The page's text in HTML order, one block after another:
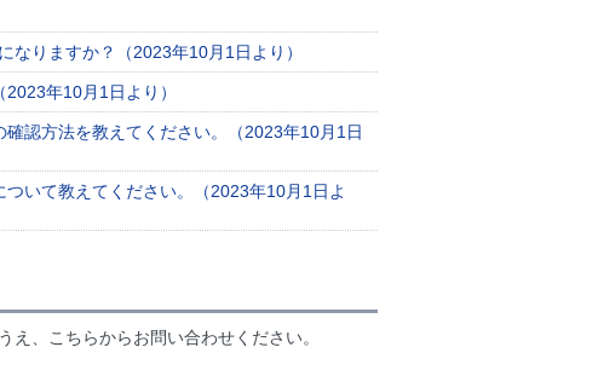
りますか？（2023年10月1日より）
年10月1日より）
認方法を教えてください。（2023年10月1日
いて教えてください。（2023年10月1日よ
え、こちらからお問い合わせください。